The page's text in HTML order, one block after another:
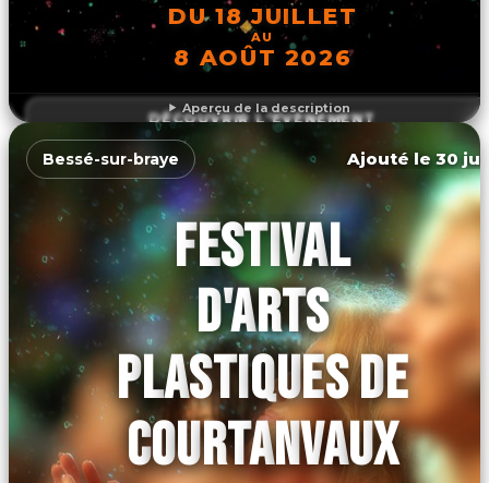
Aperçu de la description
DU 18 JUILLET
AU
8 AOÛT 2026
DÉCOUVRIR L'ÉVÉNEMENT
Bessé-sur-braye Ajouté le 30
FESTIVAL
D'ARTS
PLASTIQUES DE
COURTANVAUX